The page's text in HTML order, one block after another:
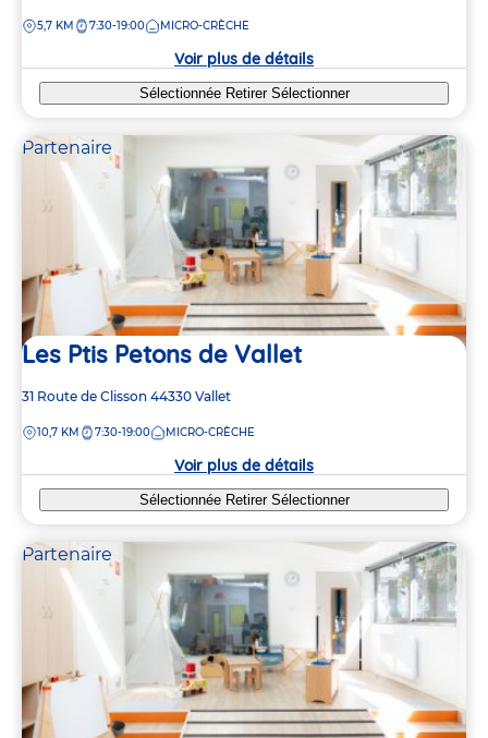
la
DISTANCE
5,7 KM 7:30-19:00 MICRO-CRÈCHE
Voir plus de détails
Sélectionnée Retirer Sélectionner
Partenaire
Les Ptis Petons de Vallet
Adresse
la
31 Route de Clisson 44330 Vallet
DISTANCE
10,7 KM 7:30-19:00 MICRO-CRÈCHE
Voir plus de détails
Sélectionnée Retirer Sélectionner
Partenaire